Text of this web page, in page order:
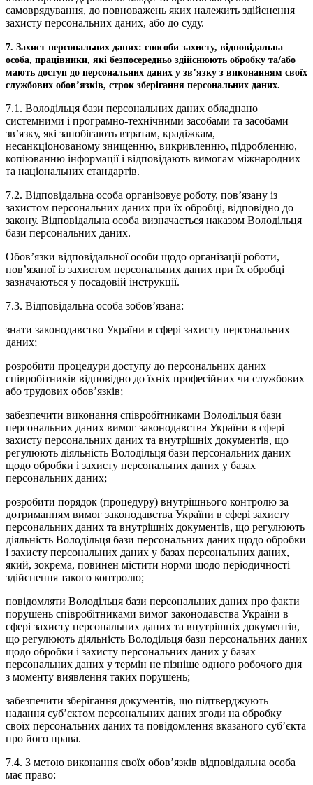
самоврядування, до повноважень яких належить здійснення
захисту персональних даних, або до суду.
7. Захист персональних даних: способи захисту, відповідальна
особа, працівники, які безпосередньо здійснюють обробку та/або
мають доступ до персональних даних у зв’язку з виконанням своїх
службових обов’язків, строк зберігання персональних даних.
7.1. Володільця бази персональних даних обладнано
системними і програмно-технічними засобами та засобами
зв’язку, які запобігають втратам, крадіжкам,
несанкціонованому знищенню, викривленню, підробленню,
копіюванню інформації і відповідають вимогам міжнародних
та національних стандартів.
7.2. Відповідальна особа організовує роботу, пов’язану із
захистом персональних даних при їх обробці, відповідно до
закону. Відповідальна особа визначається наказом Володільця
бази персональних даних.
Обов’язки відповідальної особи щодо організації роботи,
пов’язаної із захистом персональних даних при їх обробці
зазначаються у посадовій інструкції.
7.3. Відповідальна особа зобов’язана:
знати законодавство України в сфері захисту персональних
даних;
розробити процедури доступу до персональних даних
співробітників відповідно до їхніх професійних чи службових
або трудових обов’язків;
забезпечити виконання співробітниками Володільця бази
персональних даних вимог законодавства України в сфері
захисту персональних даних та внутрішніх документів, що
регулюють діяльність Володільця бази персональних даних
щодо обробки і захисту персональних даних у базах
персональних даних;
розробити порядок (процедуру) внутрішнього контролю за
дотриманням вимог законодавства України в сфері захисту
персональних даних та внутрішніх документів, що регулюють
діяльність Володільця бази персональних даних щодо обробки
і захисту персональних даних у базах персональних даних,
який, зокрема, повинен містити норми щодо періодичності
здійснення такого контролю;
повідомляти Володільця бази персональних даних про факти
порушень співробітниками вимог законодавства України в
сфері захисту персональних даних та внутрішніх документів,
що регулюють діяльність Володільця бази персональних даних
щодо обробки і захисту персональних даних у базах
персональних даних у термін не пізніше одного робочого дня
з моменту виявлення таких порушень;
забезпечити зберігання документів, що підтверджують
надання суб’єктом персональних даних згоди на обробку
своїх персональних даних та повідомлення вказаного суб’єкта
про його права.
7.4. З метою виконання своїх обов’язків відповідальна особа
має право: